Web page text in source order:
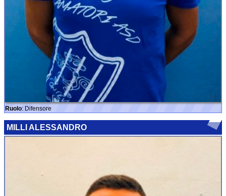
Ruolo: Difensore
MILLI ALESSANDRO